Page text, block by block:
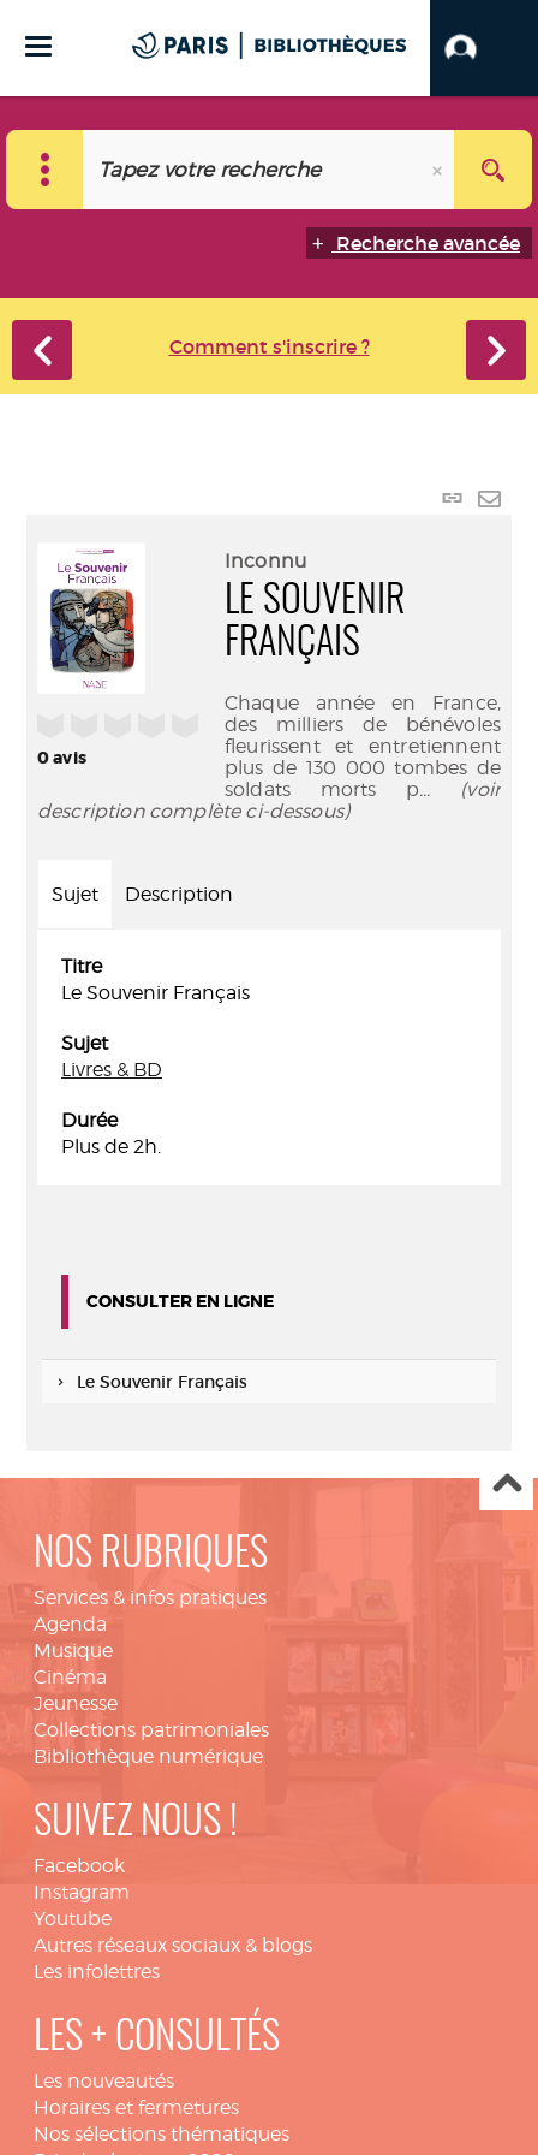
Recherche avancée
Comment s'inscrire ?
Lien
0avis
Inconnu
LE SOUVENIR
FRANÇAIS
Chaque année en France,
des milliers de bénévoles
fleurissent et entretiennent
plus de 130 000 tombes de
soldats morts p... (voir
description complète ci-dessous)
Sujet Description
Titre
Le Souvenir Français
Sujet
Livres & BD
Durée
Plus de 2h.
CONSULTER EN LIGNE
Le Souvenir Français
NOS RUBRIQUES
Services & infos pratiques
Agenda
Musique
Cinéma
Jeunesse
Collections patrimoniales
Bibliothèque numérique
SUIVEZ NOUS !
Facebook
Instagram
Youtube
Autres réseaux sociaux & blogs
Les infolettres
LES + CONSULTÉS
Les nouveautés
Horaires et fermetures
Nos sélections thématiques